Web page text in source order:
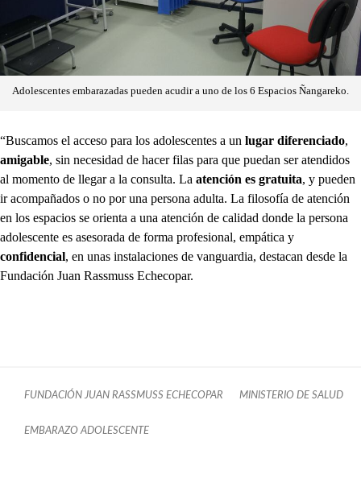
Adolescentes embarazadas pueden acudir a uno de los 6 Espacios Ñangareko.
“Buscamos el acceso para los adolescentes a un lugar diferenciado,
amigable, sin necesidad de hacer filas para que puedan ser atendidos
al momento de llegar a la consulta. La atención es gratuita, y pueden
ir acompañados o no por una persona adulta. La filosofía de atención
en los espacios se orienta a una atención de calidad donde la persona
adolescente es asesorada de forma profesional, empática y
confidencial, en unas instalaciones de vanguardia, destacan desde la
Fundación Juan Rassmuss Echecopar.
FUNDACIÓN JUAN RASSMUSS ECHECOPAR MINISTERIO DE SALUD
EMBARAZO ADOLESCENTE